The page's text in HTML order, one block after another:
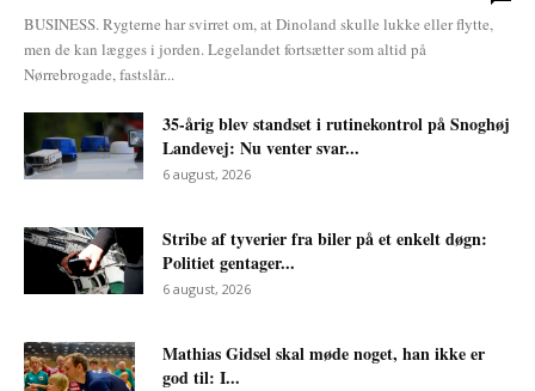
BUSINESS. Rygterne har svirret om, at Dinoland skulle lukke eller flytte,
men de kan lægges i jorden. Legelandet fortsætter som altid på
Nørrebrogade, fastslår...
35-årig blev standset i rutinekontrol på Snoghøj
Landevej: Nu venter svar...
6 august, 2026
Stribe af tyverier fra biler på et enkelt døgn:
Politiet gentager...
6 august, 2026
Mathias Gidsel skal møde noget, han ikke er
god til: I...